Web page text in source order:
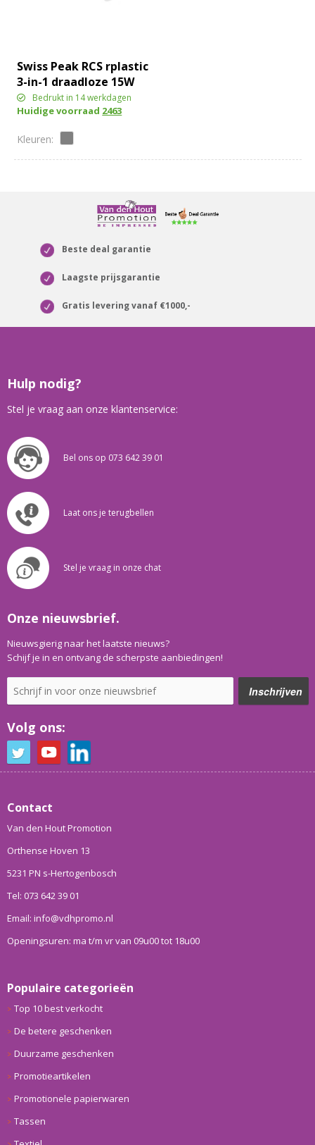
Swiss Peak RCS rplastic
3-in-1 draadloze 15W
reislader.
Bedrukt in 14 werkdagen
Huidige voorraad 2463
Beste deal garantie
Laagste prijsgarantie
Gratis levering vanaf €1000,-
Hulp nodig?
Stel je vraag aan onze klantenservice:
Bel ons op 073 642 39 01
Laat ons je terugbellen
Stel je vraag in onze chat
Onze nieuwsbrief.
Nieuwsgierig naar het laatste nieuws?
Schijf je in en ontvang de scherpste aanbiedingen!
Volg ons:
Contact
Van den Hout Promotion
Orthense Hoven 13
5231 PN s-Hertogenbosch
Tel: 073 642 39 01
Email: info@vdhpromo.nl
Openingsuren: ma t/m vr van 09u00 tot 18u00
Populaire categorieën
Top 10 best verkocht
De betere geschenken
Duurzame geschenken
Promotieartikelen
Promotionele papierwaren
Tassen